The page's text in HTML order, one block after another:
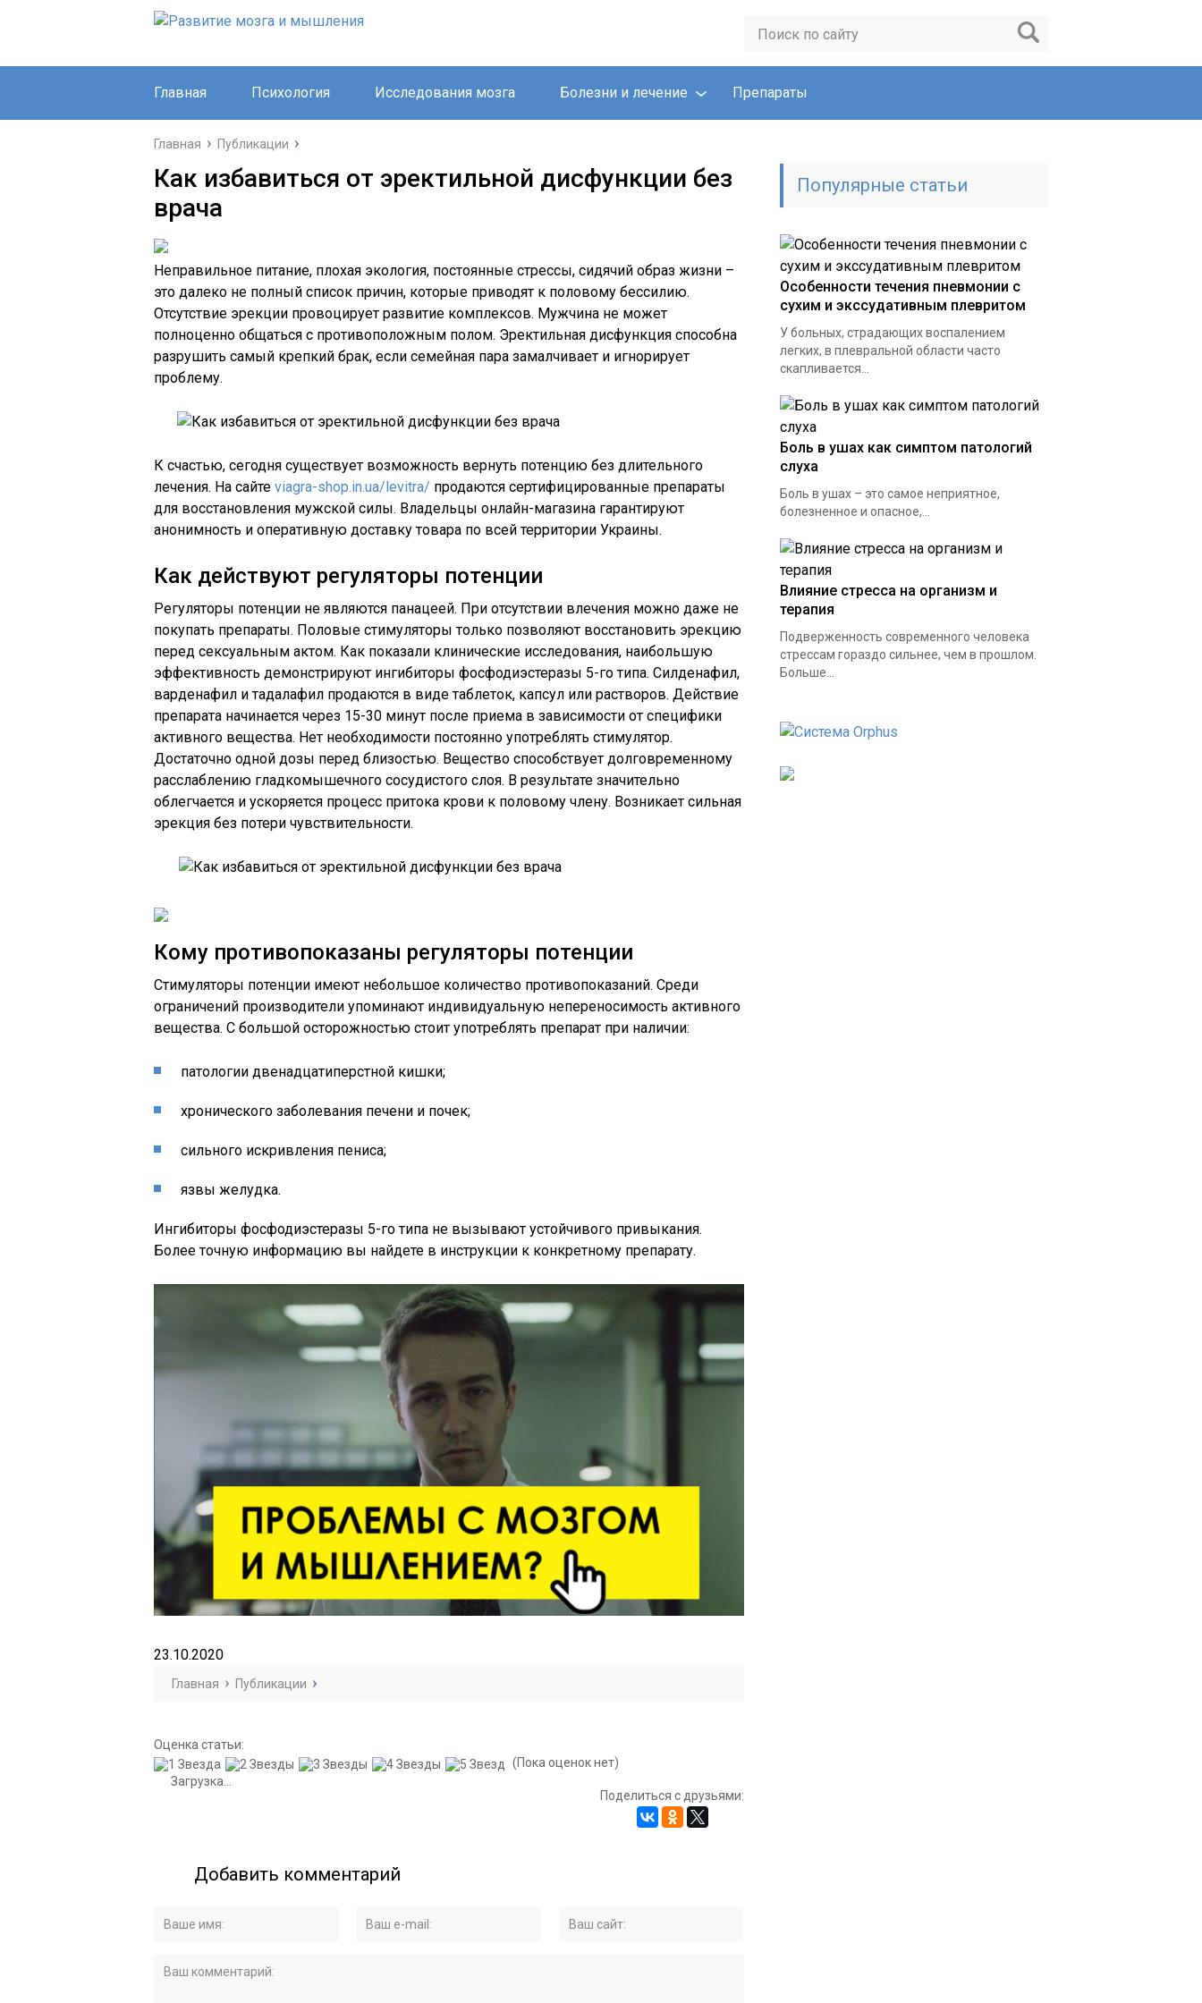
Главная Психология Исследования мозга Болезни и лечение Препараты
Главная Публикации
Как избавиться от эректильной дисфункции без
врача
Неправильное питание, плохая экология, постоянные стрессы, сидячий образ жизни –
это далеко не полный список причин, которые приводят к половому бессилию.
Отсутствие эрекции провоцирует развитие комплексов. Мужчина не может
полноценно общаться с противоположным полом. Эректильная дисфункция способна
разрушить самый крепкий брак, если семейная пара замалчивает и игнорирует
проблему.
К счастью, сегодня существует возможность вернуть потенцию без длительного
лечения. На сайте viagra-shop.in.ua/levitra/ продаются сертифицированные препараты
для восстановления мужской силы. Владельцы онлайн-магазина гарантируют
анонимность и оперативную доставку товара по всей территории Украины.
Как действуют регуляторы потенции
Регуляторы потенции не являются панацеей. При отсутствии влечения можно даже не
покупать препараты. Половые стимуляторы только позволяют восстановить эрекцию
перед сексуальным актом. Как показали клинические исследования, наибольшую
эффективность демонстрируют ингибиторы фосфодиэстеразы 5-го типа. Силденафил,
варденафил и тадалафил продаются в виде таблеток, капсул или растворов. Действие
препарата начинается через 15-30 минут после приема в зависимости от специфики
активного вещества. Нет необходимости постоянно употреблять стимулятор.
Достаточно одной дозы перед близостью. Вещество способствует долговременному
расслаблению гладкомышечного сосудистого слоя. В результате значительно
облегчается и ускоряется процесс притока крови к половому члену. Возникает сильная
эрекция без потери чувствительности.
Кому противопоказаны регуляторы потенции
Стимуляторы потенции имеют небольшое количество противопоказаний. Среди
ограничений производители упоминают индивидуальную непереносимость активного
вещества. С большой осторожностью стоит употреблять препарат при наличии:
патологии двенадцатиперстной кишки;
хронического заболевания печени и почек;
сильного искривления пениса;
язвы желудка.
Ингибиторы фосфодиэстеразы 5-го типа не вызывают устойчивого привыкания.
Более точную информацию вы найдете в инструкции к конкретному препарату.
23.10.2020
Главная Публикации
Оценка статьи:
(Пока оценок нет)
Загрузка...
Поделиться с друзьями:
Добавить комментарий
Популярные статьи
Особенности течения пневмонии с
сухим и экссудативным плевритом
У больных, страдающих воспалением
легких, в плевральной области часто
скапливается...
Боль в ушах как симптом патологий
слуха
Боль в ушах – это самое неприятное,
болезненное и опасное,...
Влияние стресса на организм и
терапия
Подверженность современного человека
стрессам гораздо сильнее, чем в прошлом.
Больше...